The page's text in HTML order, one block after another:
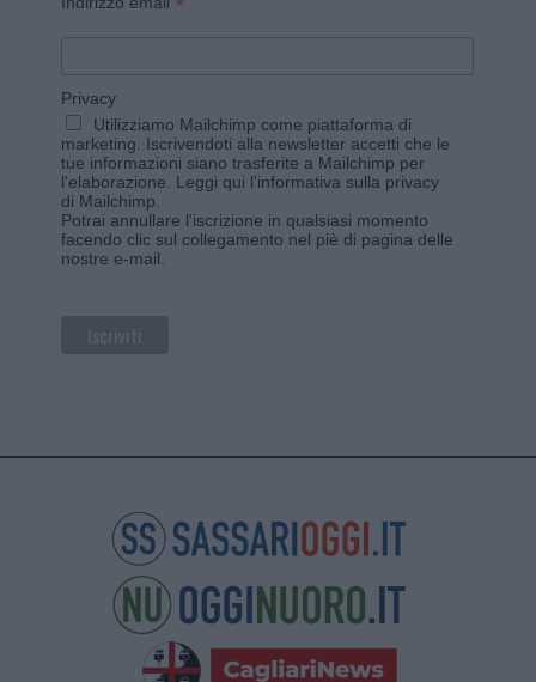
Privacy
Utilizziamo Mailchimp come piattaforma di
marketing. Iscrivendoti alla newsletter accetti che le
tue informazioni siano trasferite a Mailchimp per
l'elaborazione. Leggi qui l'informativa sulla privacy
di Mailchimp
Potrai annullare l'iscrizione in qualsiasi momento
facendo clic sul collegamento nel piè di pagina delle
nostre e-mail.